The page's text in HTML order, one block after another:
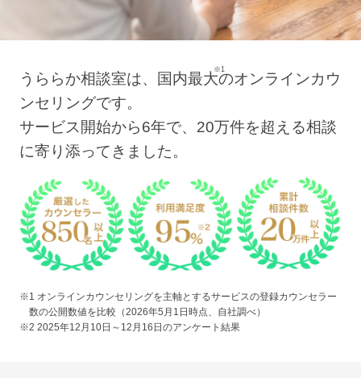
うららか相談室は、国内最大
※1
のオンラインカウ
ンセリングです。
サービス開始から6年で、20万件を超える相談
に寄り添ってきました。
※1 オンラインカウンセリングを主軸とするサービスの登録カウンセラー
数の公開数値を比較（2026年5月1日時点、自社調べ）
※2 2025年12月10日～12月16日のアンケート結果